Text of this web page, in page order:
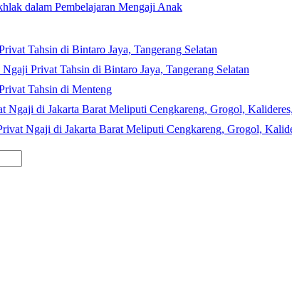
dalam Pembelajaran Mengaji Anak
Tahsin di Bintaro Jaya, Tangerang Selatan
Privat Tahsin di Bintaro Jaya, Tangerang Selatan
Tahsin di Menteng
Ngaji di Jakarta Barat Meliputi Cengkareng, Grogol,
Ngaji di Jakarta Barat Meliputi Cengkareng, Grogol,